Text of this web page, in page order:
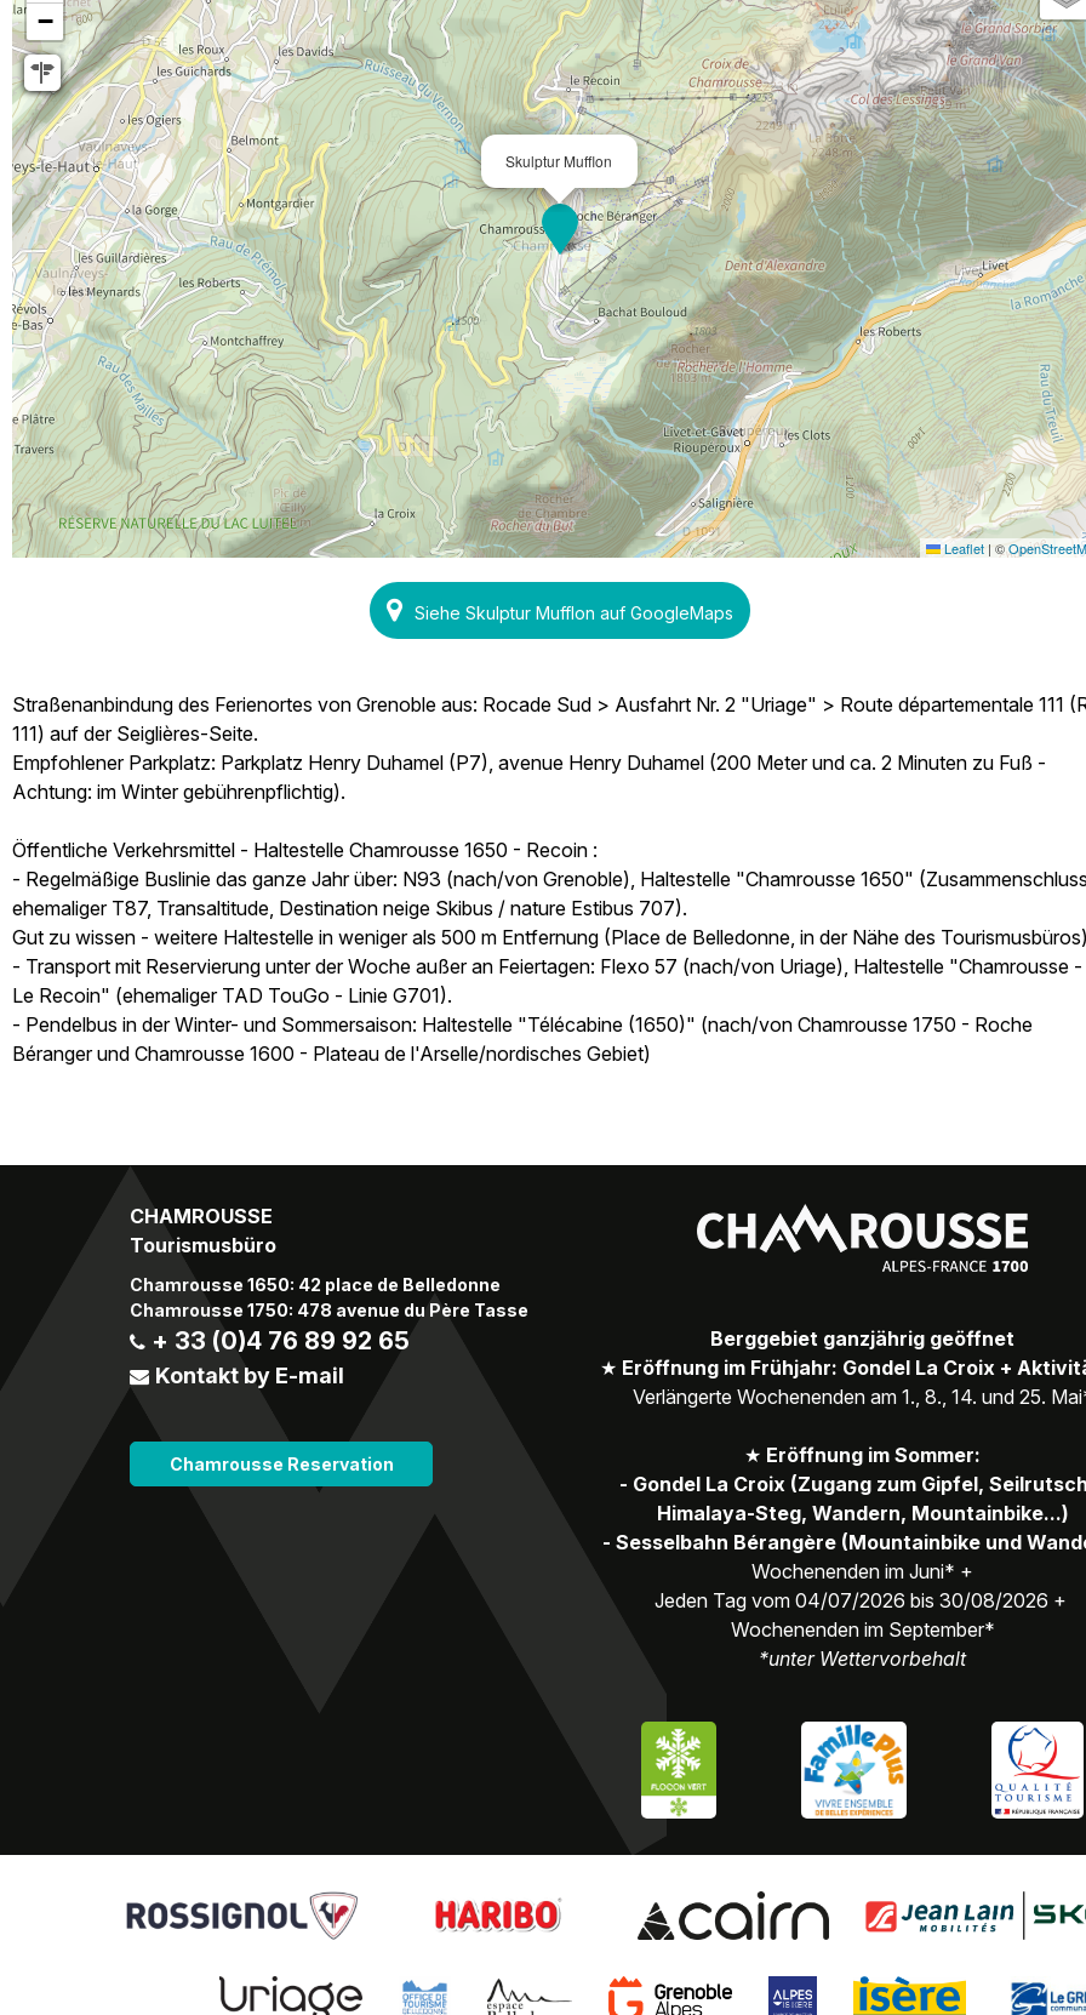
Skulptur Mufflon
−
Leaflet | ©
Siehe Skulptur Mufflon auf GoogleMaps
Straßenanbindung des Ferienortes von Grenoble aus: Rocade Sud > Ausfahrt Nr. 2 "Uriage" > Route départementale 111
111) auf der Seiglières-Seite.
Empfohlener Parkplatz: Parkplatz Henry Duhamel (P7), avenue Henry Duhamel (200 Meter und ca. 2 Minuten zu Fuß -
Achtung: im Winter gebührenpflichtig).
Öffentliche Verkehrsmittel - Haltestelle Chamrousse 1650 - Recoin :
- Regelmäßige Buslinie das ganze Jahr über: N93 (nach/von Grenoble), Haltestelle "Chamrousse 1650" (Zusammenschluss
ehemaliger T87, Transaltitude, Destination neige Skibus / nature Estibus 707).
Gut zu wissen - weitere Haltestelle in weniger als 500 m Entfernung (Place de Belledonne, in der Nähe des
- Transport mit Reservierung unter der Woche außer an Feiertagen: Flexo 57 (nach/von Uriage), Haltestelle "Chamrousse -
Le Recoin" (ehemaliger TAD TouGo - Linie G701).
- Pendelbus in der Winter- und Sommersaison: Haltestelle "Télécabine (1650)" (nach/von Chamrousse 1750 - Roche
Béranger und Chamrousse 1600 - Plateau de l'Arselle/nordisches Gebiet)
CHAMROUSSE
Tourismusbüro
Chamrousse 1650: 42 place de Belledonne
Chamrousse 1750: 478 avenue du Père Tasse
+ 33 (0)4 76 89 92 65
Kontakt by E-mail
Chamrousse Reservation
Berggebiet ganzjährig geöffnet
★ Eröffnung im Frühjahr: Gondel La Croix +
Verlängerte Wochenenden am 1., 8., 14. und 25.
★ Eröffnung im Sommer:
- Gondel La Croix (Zugang zum Gipfel,
Himalaya-Steg, Wandern, Mountainbike...)
- Sesselbahn Bérangère (Mountainbike und
Wochenenden im Juni* +
Jeden Tag vom 04/07/2026 bis 30/08/2026 +
Wochenenden im September*
*unter Wettervorbehalt